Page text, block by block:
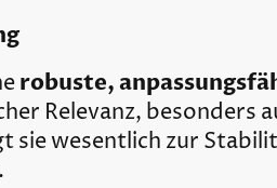
robuste,
Relevanz,
sie wesentlich zur